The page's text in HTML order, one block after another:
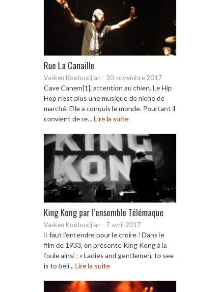
Rue La Canaille
Vasken Koutoudjian - 30 novembre 2017
Cave Canem[1], attention au chien. Le Hip
Hop n’est plus une musique de niche de
marché. Elle a conquis le monde. Pourtant il
convient de re...Lire la suite
King Kong par l’ensemble Télémaque
Vasken Koutoudjian - 7 avril 2017
Il faut l’entendre pour le croire ! Dans le
film de 1933, on présente King Kong à la
foule ainsi : « Ladies and gentlemen, to see
is to beli...Lire la suite